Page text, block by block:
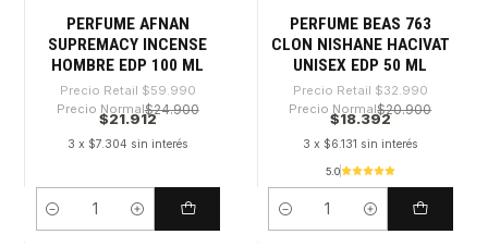
PERFUME AFNAN
SUPREMACY INCENSE
HOMBRE EDP 100 ML
Precio Retail $59.990
Precio Normal$24.900
$21.912
3 x $7.304 sin interés
Cantidad
PERFUME BEAS 763
CLON NISHANE HACIVAT
UNISEX EDP 50 ML
Precio Retail $32.990
Precio Normal$20.900
$18.392
3 x $6.131 sin interés
5.0
Cantidad